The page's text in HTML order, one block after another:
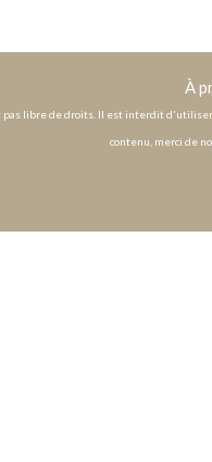
À
pas libre de droits. Il est interdit
contenu, merci de